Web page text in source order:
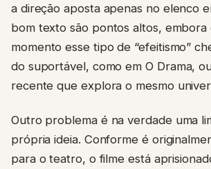
a direção aposta apenas no elenco
bom texto são pontos altos, embora
momento esse tipo de “efeitismo”
do suportável, como em O Drama,
recente que explora o mesmo
Outro problema é na verdade uma
própria ideia. Conforme é
para o teatro, o filme está